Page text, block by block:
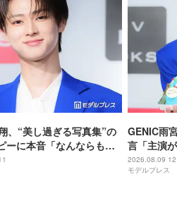
、“美し過ぎる写真集”の
ーに本音「なんならもっ
法も明らかに
GENIC雨
言「主演
グループ
2026.08.09
モデルプレス